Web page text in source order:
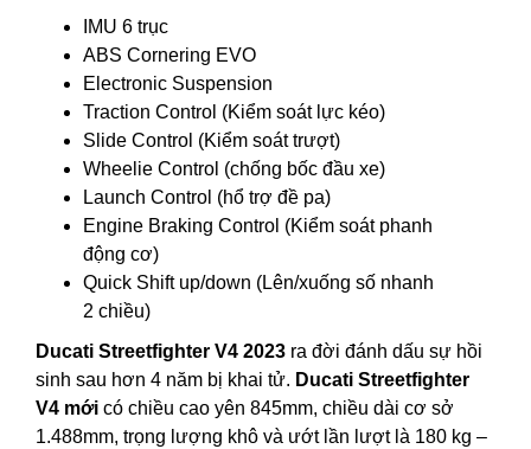
IMU 6 trục
ABS Cornering EVO
Electronic Suspension
Traction Control (Kiểm soát lực kéo)
Slide Control (Kiểm soát trượt)
Wheelie Control (chống bốc đầu xe)
Launch Control (hổ trợ đề pa)
Engine Braking Control (Kiểm soát phanh
động cơ)
Quick Shift up/down (Lên/xuống số nhanh
2 chiều)
Ducati Streetfighter V4 2023 ra đời đánh dấu sự hồi
sinh sau hơn 4 năm bị khai tử. Ducati Streetfighter
V4 mới có chiều cao yên 845mm, chiều dài cơ sở
1.488mm, trọng lượng khô và ướt lần lượt là 180 kg –